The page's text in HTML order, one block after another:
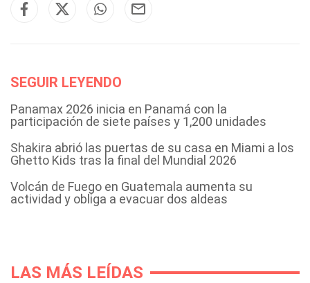
SEGUIR LEYENDO
Panamax 2026 inicia en Panamá con la
participación de siete países y 1,200 unidades
Shakira abrió las puertas de su casa en Miami a los
Ghetto Kids tras la final del Mundial 2026
Volcán de Fuego en Guatemala aumenta su
actividad y obliga a evacuar dos aldeas
LAS MÁS LEÍDAS